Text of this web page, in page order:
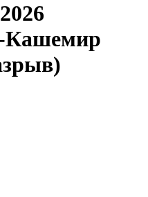
Кашемир